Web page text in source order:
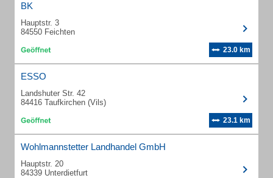
BK
Hauptstr. 3
84550 Feichten
23.0 km
ESSO
Landshuter Str. 42
84416 Taufkirchen (Vils)
23.1 km
Wohlmannstetter Landhandel GmbH
Hauptstr. 20
84339 Unterdietfurt